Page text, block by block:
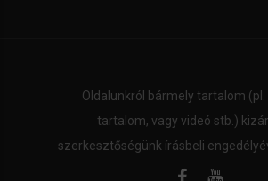
Oldalunkról bármely tartalom (pl.
tartalom, vagy videó stb.)
szerkesztőségünk írásbeli